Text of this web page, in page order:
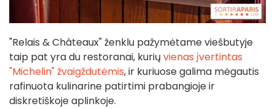
"Relais & Châteaux" ženklu pažymėtame viešbutyje
taip pat yra du restoranai, kurių vienas įvertintas
"Michelin" žvaigždutėmis, ir kuriuose galima mėgautis
rafinuota kulinarine patirtimi prabangioje ir
diskretiškoje aplinkoje.